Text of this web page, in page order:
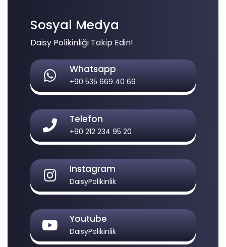
Sosyal Medya
Daisy Polikinliği Takip Edin!
Whatsapp
+90 535 669 40 69
Telefon
+90 212 234 95 20
Instagram
DaisyPolikinlik
Youtube
DaisyPolikinlik